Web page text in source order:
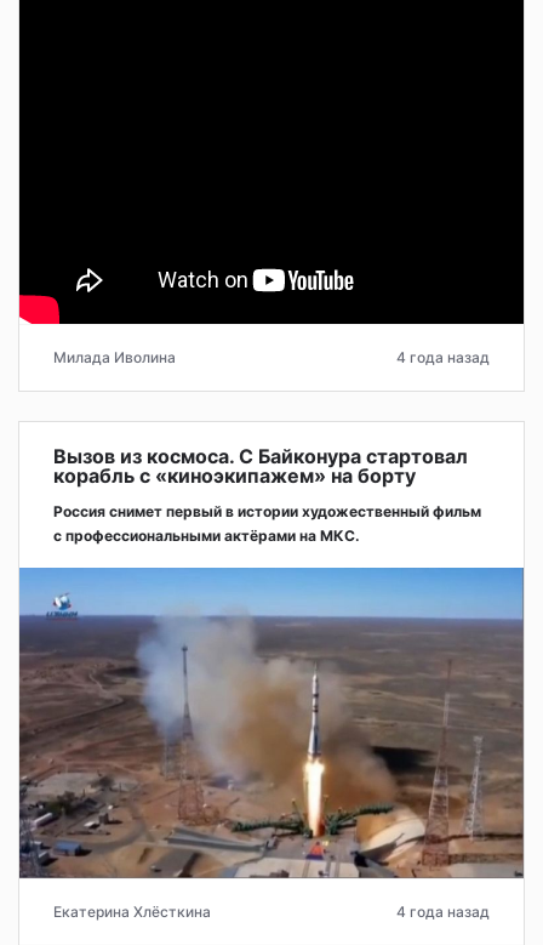
Милада Иволина 4 года назад
Вызов из космоса. С Байконура стартовал
корабль с «киноэкипажем» на борту
Россия снимет первый в истории художественный фильм
с профессиональными актёрами на МКС.
Екатерина Хлёсткина 4 года назад